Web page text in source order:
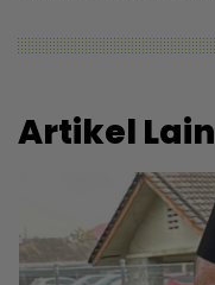
Artikel Lain